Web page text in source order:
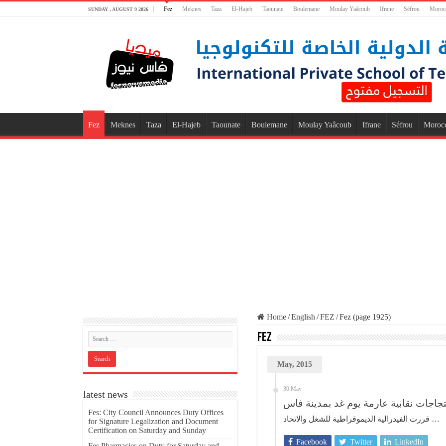
SUNDAY , AUGUST 9 2026 Fez Meknes Taza El-Hajeb Taounate Boulemane Moulay Yaâcoub Ifrane Séfrou
Fez Meknes Taza El-Hajeb Taounate Boulemane Moulay Yaâcoub Ifrane Séfrou
Home/English /FEZ /Fez (page 1925)
Fez
May, 2015
30 May
نقابية عارمة يوم غد بمدينة فاس
قررت الفيدرالية الديموقراطية للشغل والاتحاد …
Facebook Twitter LinkedIn
latest news
Fes: City Council Announces Duty Offices
for Signature Legalization and Document
Certification on Saturday and Sunday